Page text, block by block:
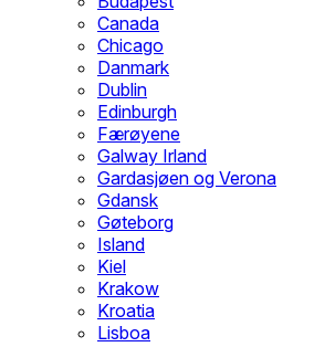
Canada
Chicago
Danmark
Dublin
Edinburgh
Færøyene
Galway Irland
Gardasjøen og Verona
Gdansk
Gøteborg
Island
Kiel
Krakow
Kroatia
Lisboa